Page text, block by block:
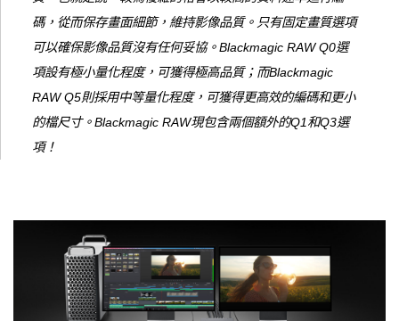
碼，從而保存畫面細節，維持影像品質。只有固定畫質選項
可以確保影像品質沒有任何妥協。Blackmagic RAW Q0選
項設有極小量化程度，可獲得極高品質；而Blackmagic
RAW Q5則採用中等量化程度，可獲得更高效的編碼和更小
的檔尺寸。Blackmagic RAW現包含兩個額外的Q1和Q3選
項！